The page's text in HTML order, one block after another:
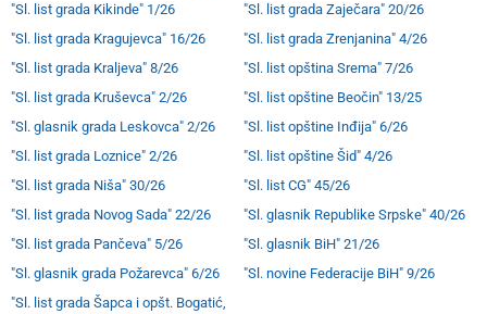
"Sl. list grada Kikinde" 1/26
"Sl. list grada Kragujevca" 16/26
"Sl. list grada Kraljeva" 8/26
"Sl. list grada Kruševca" 2/26
"Sl. glasnik grada Leskovca" 2/26
"Sl. list grada Loznice" 2/26
"Sl. list grada Niša" 30/26
"Sl. list grada Novog Sada" 22/26
"Sl. list grada Pančeva" 5/26
"Sl. glasnik grada Požarevca" 6/26
"Sl. list grada Šapca i opšt. Bogatić,
"Sl. list grada Zaječara" 20/26
"Sl. list grada Zrenjanina" 4/26
"Sl. list opština Srema" 7/26
"Sl. list opštine Beočin" 13/25
"Sl. list opštine Inđija" 6/26
"Sl. list opštine Šid" 4/26
"Sl. list CG" 45/26
"Sl. glasnik Republike Srpske" 40/26
"Sl. glasnik BiH" 21/26
"Sl. novine Federacije BiH" 9/26